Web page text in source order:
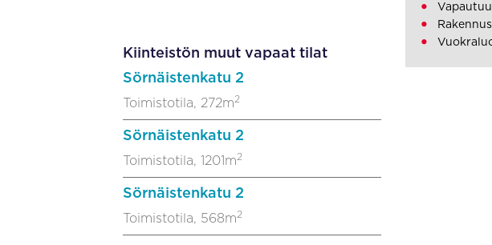
Kiinteistön muut vapaat tilat
Sörnäistenkatu 2
Toimistotila, 272m2
Sörnäistenkatu 2
Toimistotila, 1201m2
Sörnäistenkatu 2
Toimistotila, 568m2